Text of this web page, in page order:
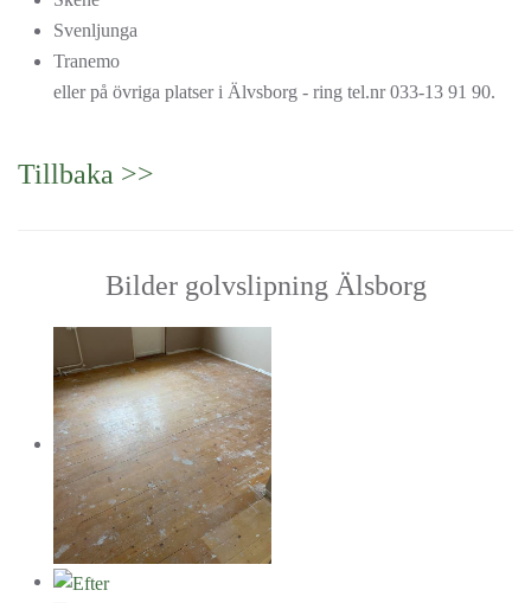
Svenljunga
Tranemo
eller på övriga platser i Älvsborg - ring tel.nr 033-13 91 90.
Tillbaka >>
Bilder golvslipning Älsborg